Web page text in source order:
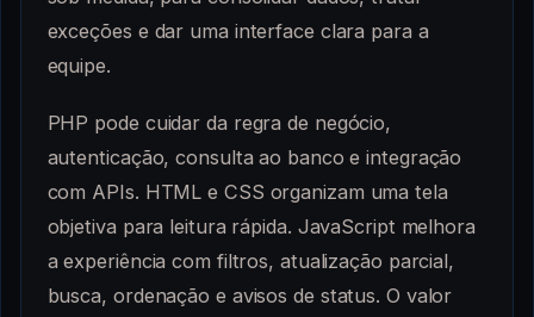
exceções e dar uma interface clara para a
equipe.
PHP pode cuidar da regra de negócio,
autenticação, consulta ao banco e integração
com APIs. HTML e CSS organizam uma tela
objetiva para leitura rápida. JavaScript melhora
a experiência com filtros, atualização parcial,
busca, ordenação e avisos de status. O valor